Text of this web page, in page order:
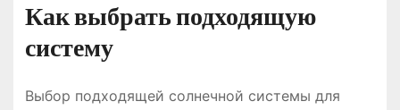
Как выбрать подходящую
систему
Выбор подходящей солнечной системы для